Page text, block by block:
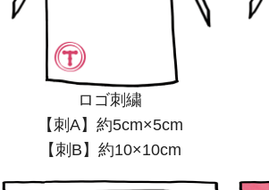
ロゴ刺繍
【刺A】約5cm×5cm
【刺B】約10×10cm